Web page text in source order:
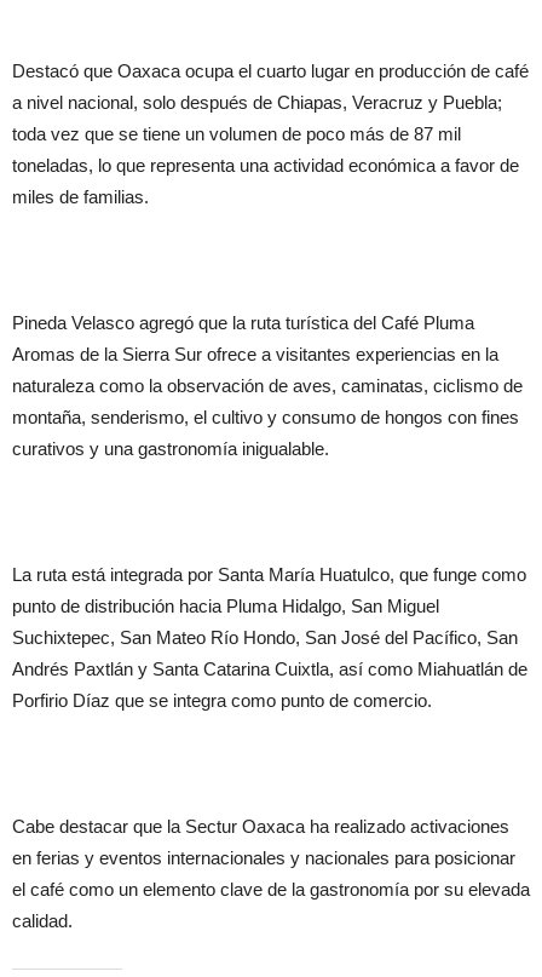
Destacó que Oaxaca ocupa el cuarto lugar en producción de café
a nivel nacional, solo después de Chiapas, Veracruz y Puebla;
toda vez que se tiene un volumen de poco más de 87 mil
toneladas, lo que representa una actividad económica a favor de
miles de familias.
Pineda Velasco agregó que la ruta turística del Café Pluma
Aromas de la Sierra Sur ofrece a visitantes experiencias en la
naturaleza como la observación de aves, caminatas, ciclismo de
montaña, senderismo, el cultivo y consumo de hongos con fines
curativos y una gastronomía inigualable.
La ruta está integrada por Santa María Huatulco, que funge como
punto de distribución hacia Pluma Hidalgo, San Miguel
Suchixtepec, San Mateo Río Hondo, San José del Pacífico, San
Andrés Paxtlán y Santa Catarina Cuixtla, así como Miahuatlán de
Porfirio Díaz que se integra como punto de comercio.
Cabe destacar que la Sectur Oaxaca ha realizado activaciones
en ferias y eventos internacionales y nacionales para posicionar
el café como un elemento clave de la gastronomía por su elevada
calidad.